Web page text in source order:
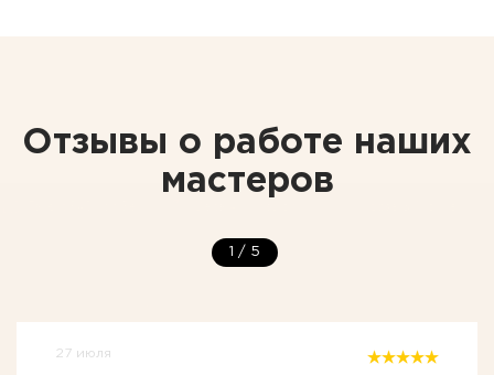
Отзывы о работе наших
мастеров
1 / 5
27 июля